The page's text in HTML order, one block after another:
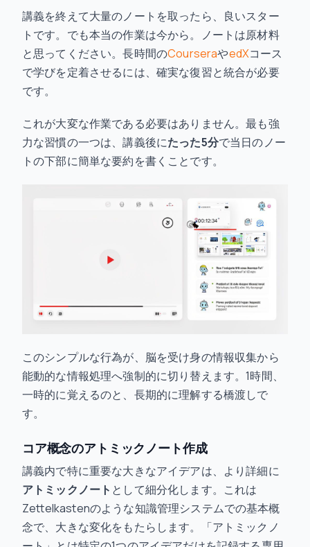
講義を終えて大量のノートを取ったら、良いスター
トです。でも本当の作業は今から。ノートは原材料
と思ってください。長時間のCourseraやedXコース
で学びを定着させるには、確実な復習と統合が必要
です。
これが大変な作業である必要はありません。最も強
力な習慣の一つは、講義後にたった5分で当日のノー
トの下部に簡単な要約を書くことです。
このシンプルな行為が、脳を受け身の情報収集から
能動的な情報処理へ強制的に切り替えます。1時間、
一時的に覚えるのと、長期的に理解する橋渡しで
す。
コア概念のアトミックノート作成
講義内で特に重要な大きなアイデアは、より詳細に
アトミックノート として細分化します。これは
Zettelkastenのような知識管理システムでの基本概
念で、大きな変化をもたらします。「アトミックノ